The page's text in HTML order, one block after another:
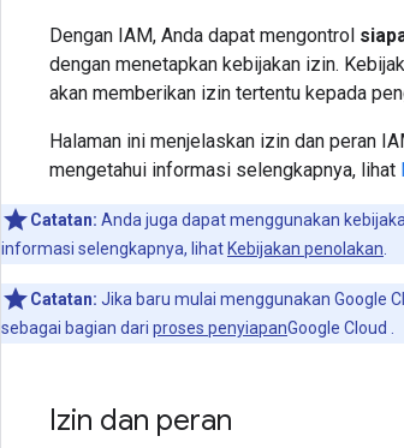
Dengan IAM, Anda dapat mengontrol
dengan menetapkan kebijakan izin.
akan memberikan izin tertentu kepada
Halaman ini menjelaskan izin dan peran
mengetahui informasi selengkapnya, lihat
Catatan: Anda juga dapat menggunakan
informasi selengkapnya, lihat Kebijakan penolakan
Catatan: Jika baru mulai menggunakan Google
sebagai bagian dari proses penyiapanGoogle Cloud .
Izin dan peran